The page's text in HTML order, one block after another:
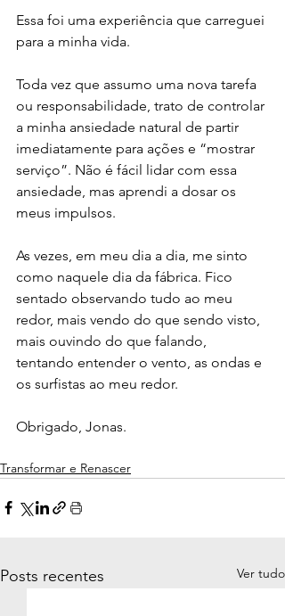
Essa foi uma experiência que carreguei
para a minha vida.
Toda vez que assumo uma nova tarefa
ou responsabilidade, trato de controlar
a minha ansiedade natural de partir
imediatamente para ações e “mostrar
serviço”. Não é fácil lidar com essa
ansiedade, mas aprendi a dosar os
meus impulsos.
As vezes, em meu dia a dia, me sinto
como naquele dia da fábrica. Fico
sentado observando tudo ao meu
redor, mais vendo do que sendo visto,
mais ouvindo do que falando,
tentando entender o vento, as ondas e
os surfistas ao meu redor.
Obrigado, Jonas.
Transformar e Renascer
Posts recentes Ver tudo